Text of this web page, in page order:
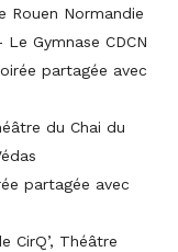
Rouen Normandie
Gymnase CDCN
partagée avec
du Chai du
partagée avec
CirQ’, Théâtre